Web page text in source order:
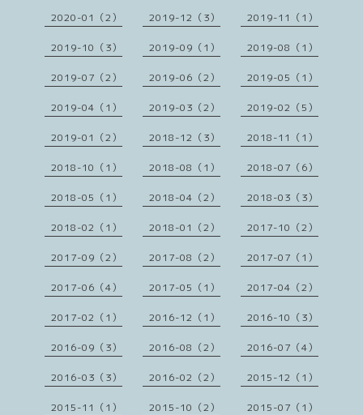
2020-01（2） 2019-12（3） 2019-11（1）
2019-10（3） 2019-09（1） 2019-08（1）
2019-07（2） 2019-06（2） 2019-05（1）
2019-04（1） 2019-03（2） 2019-02（5）
2019-01（2） 2018-12（3） 2018-11（1）
2018-10（1） 2018-08（1） 2018-07（6）
2018-05（1） 2018-04（2） 2018-03（3）
2018-02（1） 2018-01（2） 2017-10（2）
2017-09（2） 2017-08（2） 2017-07（1）
2017-06（4） 2017-05（1） 2017-04（2）
2017-02（1） 2016-12（1） 2016-10（3）
2016-09（3） 2016-08（2） 2016-07（4）
2016-03（3） 2016-02（2） 2015-12（1）
2015-11（1） 2015-10（2） 2015-07（1）